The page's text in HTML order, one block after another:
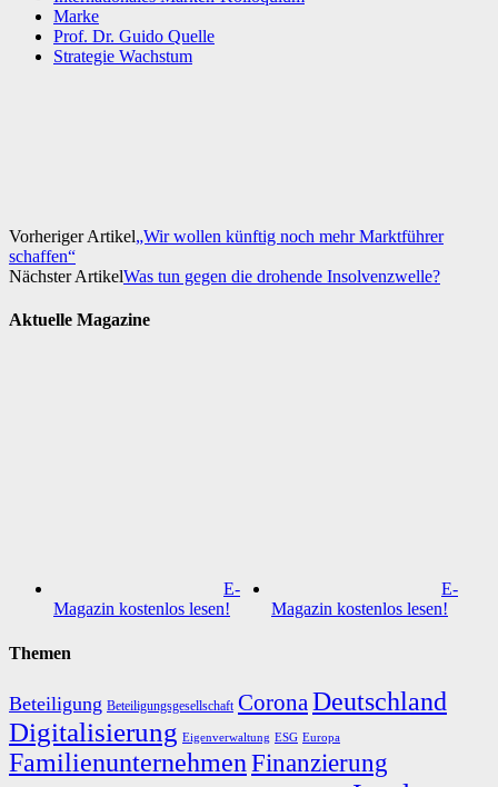
Marke
Prof. Dr. Guido Quelle
Strategie Wachstum
Vorheriger Artikel„Wir wollen künftig noch mehr Marktführer
schaffen“
Nächster ArtikelWas tun gegen die drohende Insolvenzwelle?
Aktuelle Magazine
E-
Magazin kostenlos lesen!
E-
Magazin kostenlos lesen!
Themen
Beteiligung Beteiligungsgesellschaft CoronaDeutschland
Digitalisierung Eigenverwaltung ESG Europa
Familienunternehmen Finanzierung